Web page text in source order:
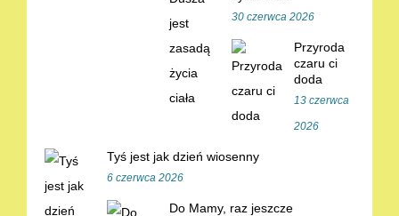
30 czerwca 2026
Przyroda
czaru ci
doda
13 czerwca
2026
Tyś jest jak dzień wiosenny
6 czerwca 2026
Do Mamy, raz jeszcze